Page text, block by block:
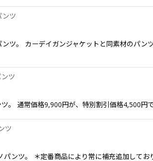
ツ
。 カーデイガンジャケットと同素材のパン
ツ
。 通常価格9,900円が、特別割引価格4,500
ツ
ツ。 ＊定番商品により常に補充追加してお